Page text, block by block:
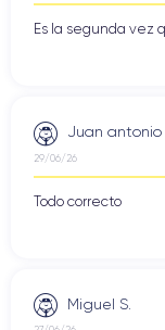
Es la segunda vez
Juan antonio
29/06/26
Todo correcto
Miguel S.